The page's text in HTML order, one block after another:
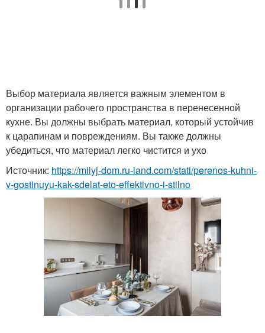
Выбор материала является важным элементом в
организации рабочего пространства в перенесенной
кухне. Вы должны выбрать материал, который устойчив
к царапинам и повреждениям. Вы также должны
убедиться, что материал легко чистится и ухо
Источник: https://milyj-dom.ru-land.com/stati/perenos-kuhni-
v-gostinuyu-kak-sdelat-eto-effektivno-i-stilno